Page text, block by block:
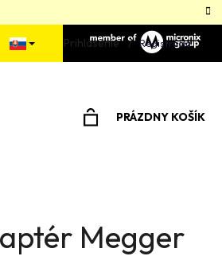
Prihlásenie Registrácia
PRÁZDNY KOŠÍK
Megger